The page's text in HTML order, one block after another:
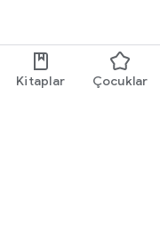
Kitaplar Çocuklar